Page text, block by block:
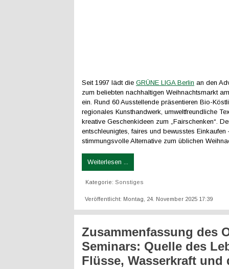
Seit 1997 lädt die GRÜNE LIGA Berlin an den
zum beliebten nachhaltigen Weihnachtsmarkt
ein. Rund 60 Ausstellende präsentieren Bio-
regionales Kunsthandwerk, umweltfreundliche
kreative Geschenkideen zum „Fairschenken“.
entschleunigtes, faires und bewusstes Einkaufen
stimmungsvolle Alternative zum üblichen
Weiterlesen ...
Kategorie: Sonstiges
Veröffentlicht: Montag, 24. November 2025 17:39
Zusammenfassung des
Seminars: Quelle des
Flüsse, Wasserkraft und